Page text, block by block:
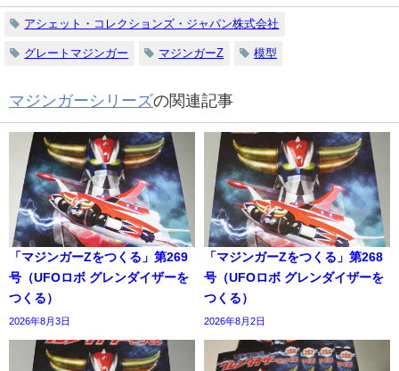
アシェット・コレクションズ・ジャパン株式会社
グレートマジンガー マジンガーZ 模型
マジンガーシリーズの関連記事
「マジンガーZをつくる」第269
号（UFOロボ グレンダイザーを
つくる）
2026年8月3日
「マジンガーZをつくる」第268
号（UFOロボ グレンダイザーを
つくる）
2026年8月2日